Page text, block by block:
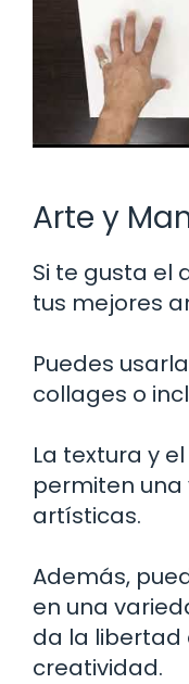
Arte y
Si te gusta el
tus mejores
Puedes
collages o
La textura y
permiten
artísticas.
Además,
en una
da la libertad
creatividad.